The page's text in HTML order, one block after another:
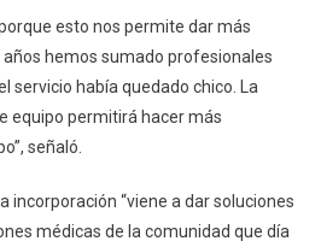
esto nos permite dar más
hemos sumado profesionales
servicio había quedado chico. La
equipo permitirá hacer más
señaló.
incorporación “viene a dar soluciones
médicas de la comunidad que día